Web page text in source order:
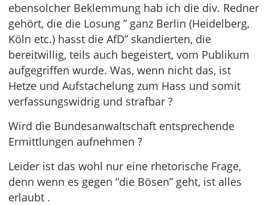
ebensolcher Beklemmung hab ich die div. Redner
gehört, die die Losung ” ganz Berlin (Heidelberg,
Köln etc.) hasst die AfD” skandierten, die
bereitwillig, teils auch begeistert, vom Publikum
aufgegriffen wurde. Was, wenn nicht das, ist
Hetze und Aufstachelung zum Hass und somit
verfassungswidrig und strafbar ?
Wird die Bundesanwaltschaft entsprechende
Ermittlungen aufnehmen ?
Leider ist das wohl nur eine rhetorische Frage,
denn wenn es gegen “die Bösen” geht, ist alles
erlaubt .